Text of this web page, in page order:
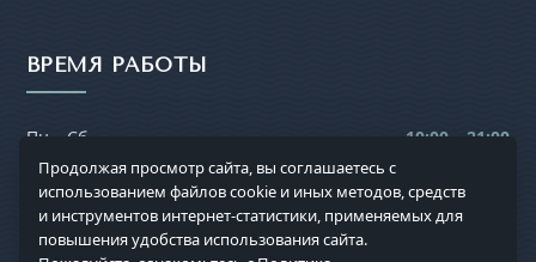
ВРЕМЯ РАБОТЫ
Пн – Сб 10:00 – 21:00
Вс выходной
Продолжая просмотр сайта, вы соглашаетесь с
использованием файлов cookie и иных методов, средств
и инструментов интернет-статистики, применяемых для
повышения удобства использования сайта.